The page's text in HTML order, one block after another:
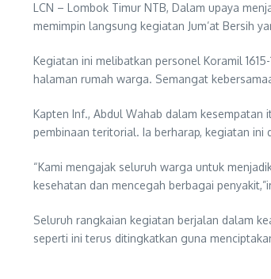
LCN – Lombok Timur NTB, Dalam upaya
memimpin langsung kegiatan Jum’at Bersih
Kegiatan ini melibatkan personel Koramil
halaman rumah warga. Semangat
Kapten Inf., Abdul Wahab dalam kesempatan
pembinaan teritorial. Ia berharap, kegiatan
“Kami mengajak seluruh warga untuk
kesehatan dan mencegah berbagai
Seluruh rangkaian kegiatan berjalan dalam
seperti ini terus ditingkatkan guna